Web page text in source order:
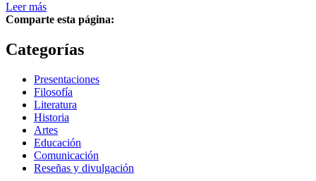
Leer más
Comparte esta página:
Categorías
Presentaciones
Filosofía
Literatura
Historia
Artes
Educación
Comunicación
Reseñas y divulgación